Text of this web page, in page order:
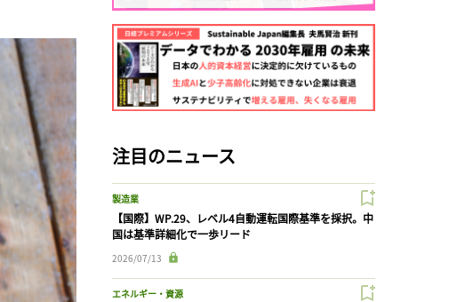
注目のニュース
製造業
【国際】WP.29、レベル4自動運転国際基準を採択。中
国は基準詳細化で一歩リード
2026/07/13
エネルギー・資源